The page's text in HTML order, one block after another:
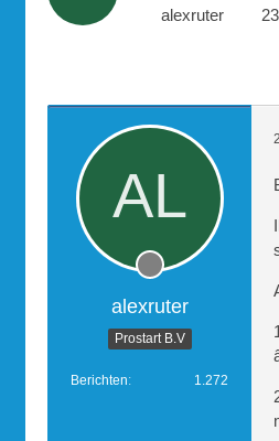
alexruter
alexruter
Prostart B.V
Berichten 1.272